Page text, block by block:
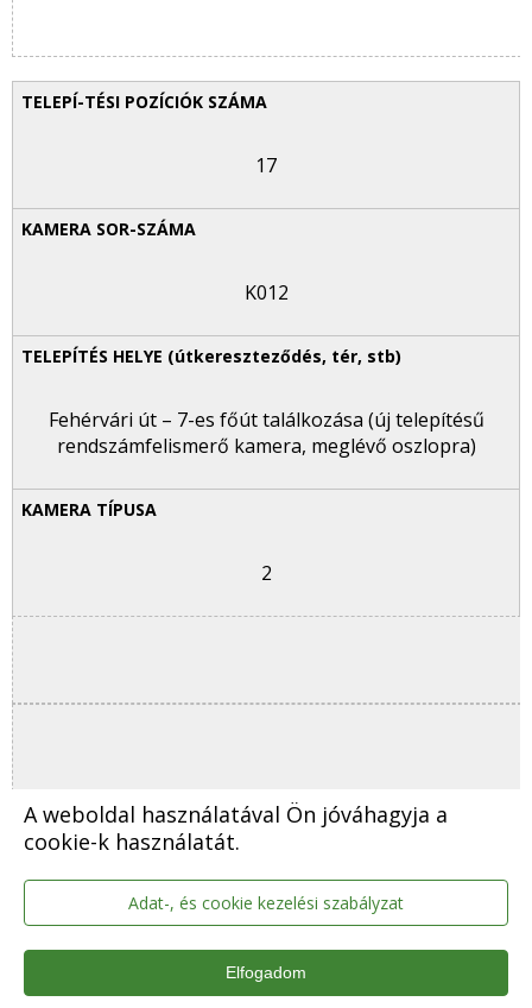
A weboldal használatával Ön jóváhagyja a
cookie-k használatát.
Adat-, és cookie kezelési szabályzat
Elfogadom
17
K012
Fehérvári út – 7-es főút találkozása (új telepítésű
rendszámfelismerő kamera, meglévő oszlopra)
2
18